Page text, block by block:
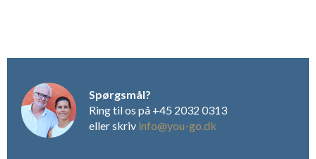
Spørgsmål?
Ring til os på +45 2032 0313
eller skriv info@you-go.dk